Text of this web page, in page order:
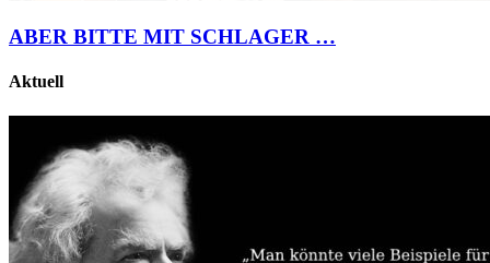
ABER BITTE MIT SCHLAGER …
Aktuell